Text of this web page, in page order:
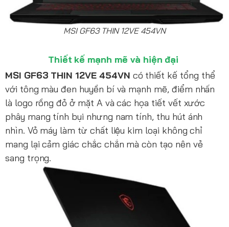
MSI GF63 THIN 12VE 454VN
Thiết kế mạnh mẽ và hiện đại
MSI GF63 THIN 12VE 454VN có thiết kế tổng thể
với tông màu đen huyền bí và mạnh mẽ, điểm nhấn
là logo rồng đỏ ở mặt A và các họa tiết vết xước
phây mang tính bụi nhưng nam tính, thu hút ánh
nhìn. Vỏ máy làm từ chất liệu kim loại không chỉ
mang lại cảm giác chắc chắn mà còn tạo nên vẻ
sang trọng.